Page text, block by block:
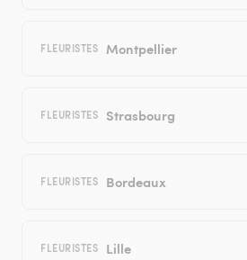
FLEURISTES Montpellier
FLEURISTES Strasbourg
FLEURISTES Bordeaux
FLEURISTES Lille